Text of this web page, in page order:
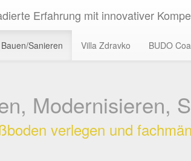
Erfahrung mit innovativer
Bauen/Sanieren Villa Zdravko BUDO
Modernisieren,
verlegen und